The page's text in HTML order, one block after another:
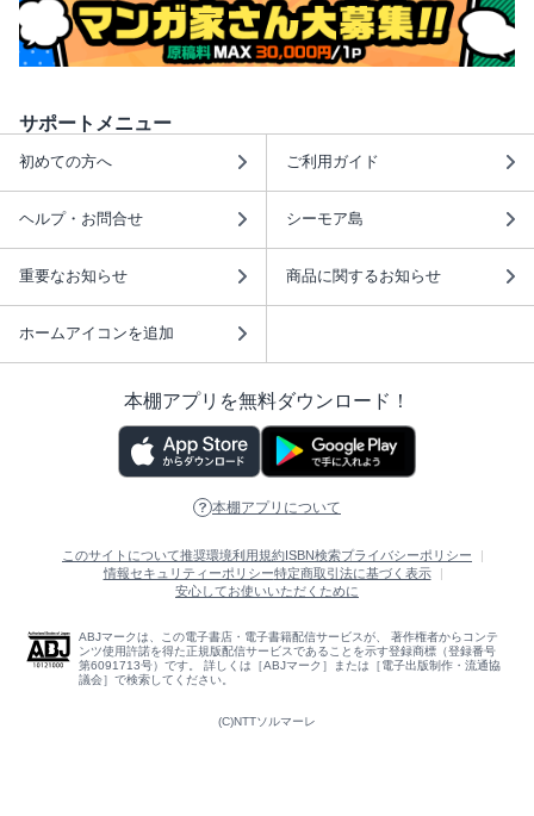
サポートメニュー
初めての方へ ご利用ガイド
ヘルプ・お問合せ シーモア島
重要なお知らせ 商品に関するお知らせ
ホームアイコンを追加
本棚アプリを無料ダウンロード！
本棚アプリについて
このサイトについて推奨環境利用規約 ISBN検索プライバシーポリシー
情報セキュリティーポリシー特定商取引法に基づく表示
安心してお使いいただくために
ABJマークは、この電子書店・電子書籍配信サービスが、 著作権者からコンテ
ンツ使用許諾を得た正規版配信サービスであることを示す登録商標（登録番号
第6091713号）です。 詳しくは［ABJマーク］または［電子出版制作・流通協
議会］で検索してください。
(C)NTTソルマーレ